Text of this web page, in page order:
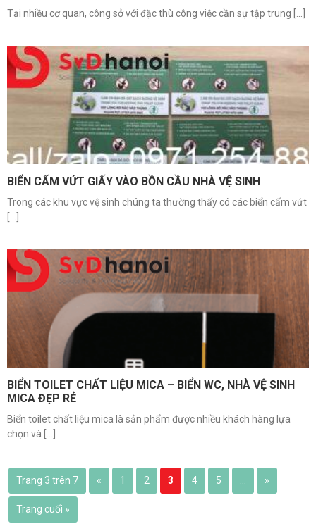
Tại nhiều cơ quan, công sở với đặc thù công việc cần sự tập trung [...]
BIỂN CẤM VỨT GIẤY VÀO BỒN CẦU NHÀ VỆ SINH
Trong các khu vực vệ sinh chúng ta thường thấy có các biển cấm vứt
BIỂN TOILET CHẤT LIỆU MICA – BIỂN WC, NHÀ VỆ SINH
MICA ĐẸP RẺ
Biển toilet chất liệu mica là sản phẩm được nhiều khách hàng lựa
chọn và [...]
Trang 3 trên 7 « 1 2 3 4 5 »
Trang cuối »